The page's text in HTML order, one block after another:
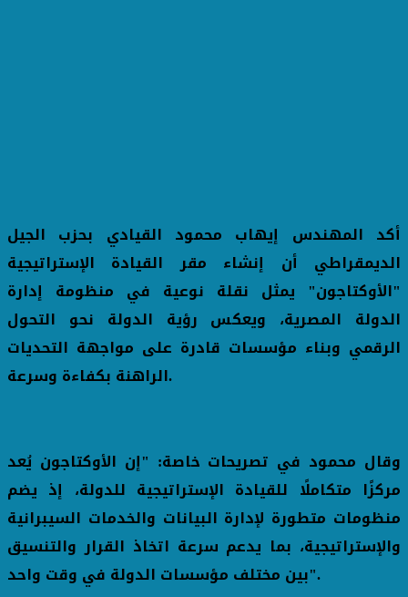
أكد المهندس إيهاب محمود القيادي بحزب الجيل
الديمقراطي أن إنشاء مقر القيادة الإستراتيجية
"الأوكتاجون" يمثل نقلة نوعية في منظومة إدارة
الدولة المصرية، ويعكس رؤية الدولة نحو التحول
الرقمي وبناء مؤسسات قادرة على مواجهة التحديات
الراهنة بكفاءة وسرعة.
وقال محمود في تصريحات خاصة: "إن الأوكتاجون يُعد
مركزًا متكاملًا للقيادة الإستراتيجية للدولة، إذ يضم
منظومات متطورة لإدارة البيانات والخدمات السيبرانية
والإستراتيجية، بما يدعم سرعة اتخاذ القرار والتنسيق
بين مختلف مؤسسات الدولة في وقت واحد".